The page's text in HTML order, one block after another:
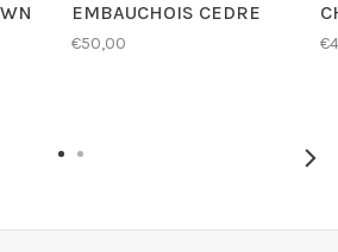
EMBAUCHOIS CEDRE
€50,00